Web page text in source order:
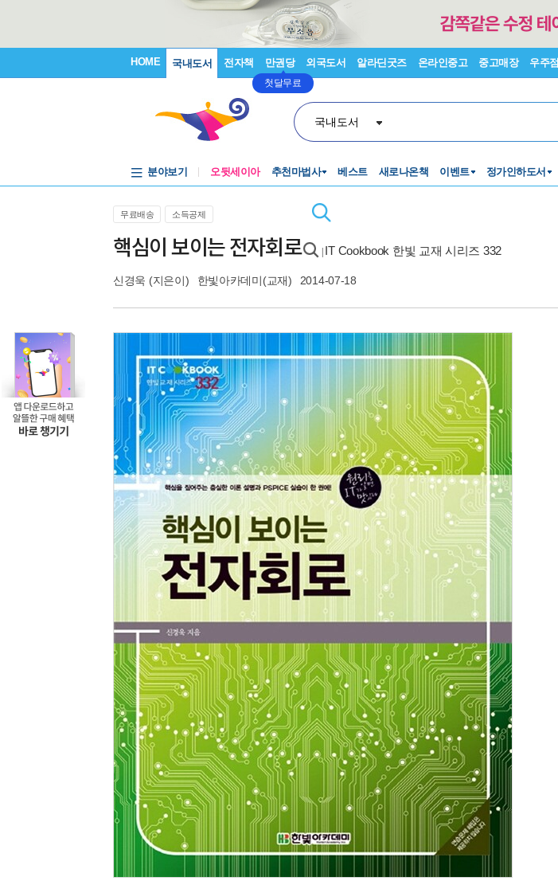
HOME 국내도서 전자책 만권당
첫달무료
외국도서 알라딘굿즈 온라인중고 중고매장 우주점
국내도서
분야보기 오뒷세이아 추천마법사 베스트 새로나온책 이벤트 정가인하도서
무료배송
소득공제
핵심이 보이는 전자회로 IT Cookbook 한빛 교재 시리즈 332
신경욱 (지은이) 한빛아카데미(교재) 2014-07-18